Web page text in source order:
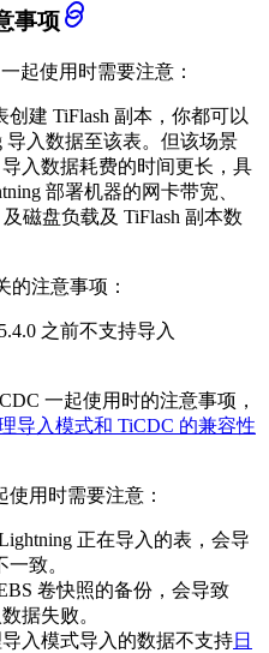
事项
起使用时需要注意：
建 TiFlash 副本，你都可以
导入数据至该表。但该场景
入数据耗费的时间更长，具
部署机器的网卡带宽、
磁盘负载及 TiFlash 副本数
的注意事项：
之前不支持导入
一起使用时的注意事项，
导入模式和 TiCDC 的兼容性
使用时需要注意：
正在导入的表，会导
致。
卷快照的备份，会导致
据失败。
入模式导入的数据不支持日